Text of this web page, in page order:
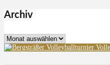
Archiv
Archiv